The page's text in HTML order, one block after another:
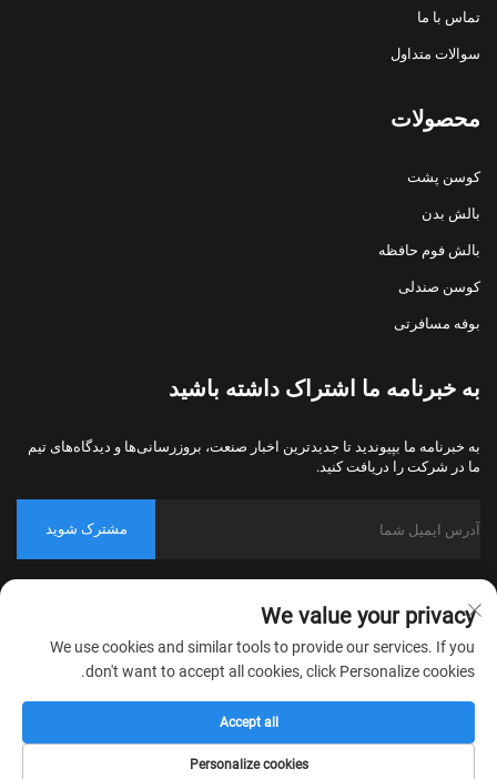
تماس با ما
سوالات متداول
محصولات
کوسن پشت
بالش بدن
بالش فوم حافظه
کوسن صندلی
بوفه مسافرتی
به خبرنامه ما اشتراک داشته باشید
به خبرنامه ما بپیوندید تا جدیدترین اخبار صنعت، بروزرسانی‌ها و دیدگاه‌های تیم
ما در شرکت را دریافت کنید.
مشترک شوید
حقوق محفوظ است.
سیاست حریم خصوصی
We value your privacy
We use cookies and similar tools to provide our services. If you
don't want to accept all cookies, click Personalize cookies.
Personalize cookies
Accept all